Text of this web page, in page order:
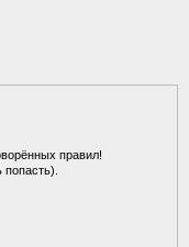
правил!